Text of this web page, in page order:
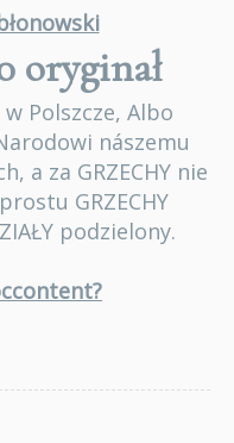
oryginał
w Polszcze, Albo
nászemu
a za GRZECHY nie
GRZECHY
podzielony.